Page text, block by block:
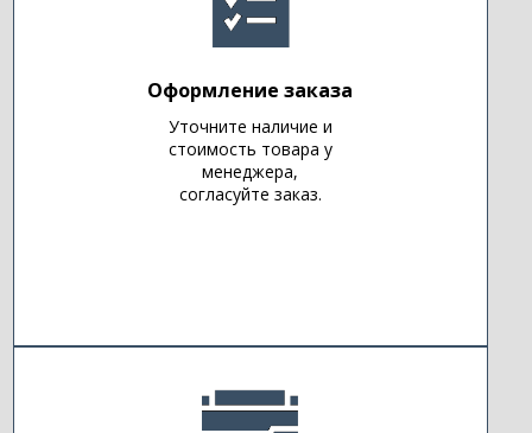
Оформление заказа
Уточните наличие и
стоимость товара у
менеджера,
согласуйте заказ.